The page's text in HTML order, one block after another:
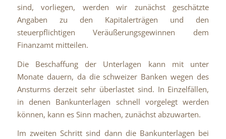
sind, vorliegen, werden wir zunächst geschätzte
Angaben zu den Kapitalerträgen und den
steuerpflichtigen Veräußerungsgewinnen dem
Finanzamt mitteilen.
Die Beschaffung der Unterlagen kann mit unter
Monate dauern, da die schweizer Banken wegen des
Ansturms derzeit sehr überlastet sind. In Einzelfällen,
in denen Bankunterlagen schnell vorgelegt werden
können, kann es Sinn machen, zunächst abzuwarten.
Im zweiten Schritt sind dann die Bankunterlagen bei